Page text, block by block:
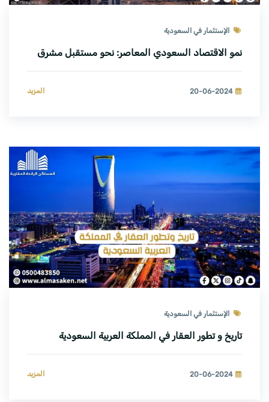
الإستثمار في السعودية
نمو الاقتصاد السعودي المعاصر: نحو مستقبل مشرق
20-06-2024 المزيد
الإستثمار في السعودية
تاريخ و تطور العقار في المملكة العربية السعودية
20-06-2024 المزيد